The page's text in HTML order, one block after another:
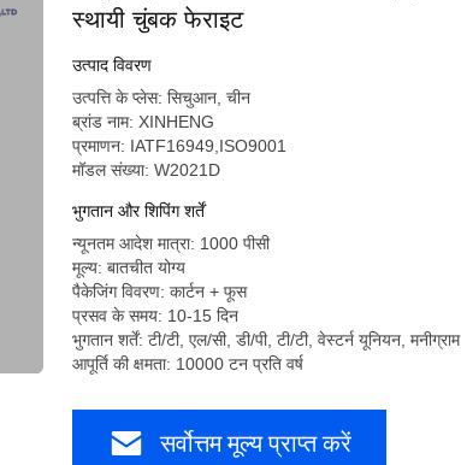
स्थायी चुंबक फेराइट
उत्पाद विवरण
उत्पत्ति के प्लेस: सिचुआन, चीन
ब्रांड नाम: XINHENG
प्रमाणन: IATF16949,ISO9001
मॉडल संख्या: W2021D
भुगतान और शिपिंग शर्तें
न्यूनतम आदेश मात्रा: 1000 पीसी
मूल्य: बातचीत योग्य
पैकेजिंग विवरण: कार्टन + फूस
प्रसव के समय: 10-15 दिन
भुगतान शर्तें: टी/टी, एल/सी, डी/पी, टी/टी, वेस्टर्न यूनियन, मनीग्राम
आपूर्ति की क्षमता: 10000 टन प्रति वर्ष
सर्वोत्तम मूल्य प्राप्त करें